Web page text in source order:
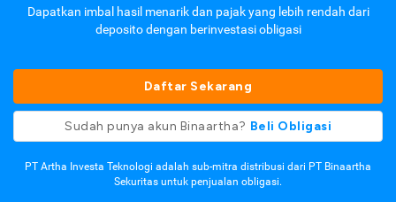
Dapatkan imbal hasil menarik dan pajak yang lebih rendah dari
deposito dengan berinvestasi obligasi
Daftar Sekarang
Sudah punya akun Binaartha? Beli Obligasi
PT Artha Investa Teknologi adalah sub-mitra distribusi dari PT Binaartha
Sekuritas untuk penjualan obligasi.